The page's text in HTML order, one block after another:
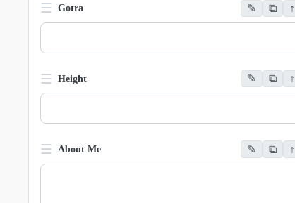
☰ Gotra ✎ ⧉ ↑
☰ Height ✎ ⧉ ↑
☰ About Me ✎ ⧉ ↑